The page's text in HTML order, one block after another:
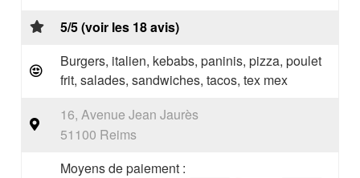
5/5 (voir les 18 avis)
Burgers, italien, kebabs, paninis, pizza, poulet
frit, salades, sandwiches, tacos, tex mex
16, Avenue Jean Jaurès
51100 Reims
Moyens de paiement :